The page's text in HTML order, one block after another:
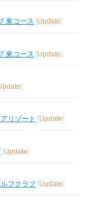
東コース [Update]
東コース [Update]
]
リゾート
Update
[Update]
フクラブ
Update